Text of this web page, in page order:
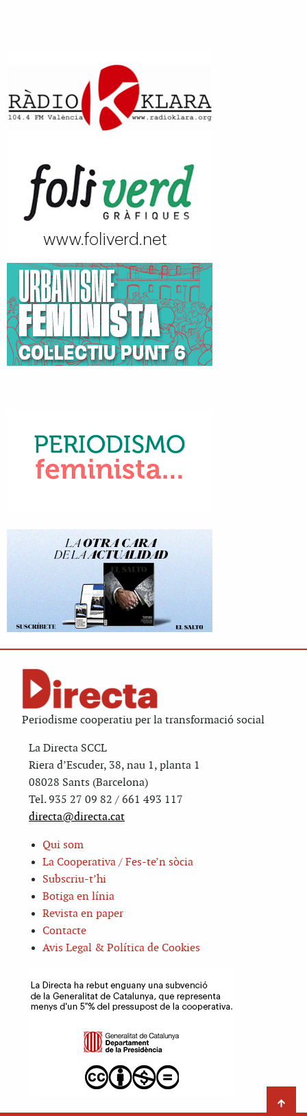
Periodisme cooperatiu per la transformació social
La Directa SCCL
Riera d’Escuder, 38, nau 1, planta 1
08028 Sants (Barcelona)
Tel. 935 27 09 82 / 661 493 117
directa@directa.cat
Qui som
La Cooperativa / Fes-te’n sòcia
Subscriu-t’hi
Botiga en línia
Revista en paper
Contacte
Avis Legal & Política de Cookies